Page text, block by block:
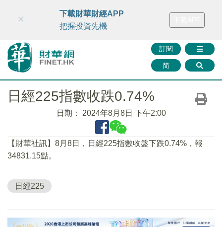
財華智庫網 FINTV FINMETA 財華證券 媒體矩陣
訂閱
简
×
下載財華財經APP
把握投資先機
日經225指數收跌0.74%
日期： 2024年8月8日 下午2:00
【財華社訊】8月8日，日經225指數收盤下跌0.74%，報
34831.15點。
日經225